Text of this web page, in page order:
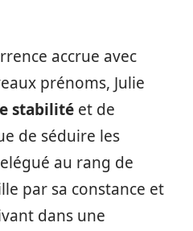
accrue avec
prénoms, Julie
stabilité et de
de séduire les
au rang de
par sa constance et
dans une